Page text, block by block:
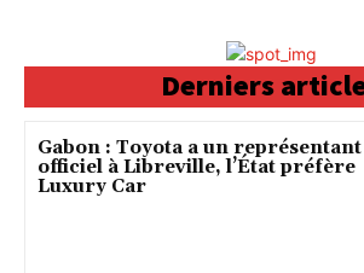
Derniers
Gabon : Toyota a un représentant
officiel à Libreville, l’État préfère
Luxury Car